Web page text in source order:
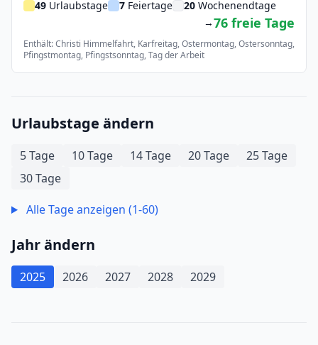
49 Urlaubstage 7 Feiertage 20 Wochenendtage
→76 freie Tage
Enthält: Christi Himmelfahrt, Karfreitag, Ostermontag, Ostersonntag,
Pfingstmontag, Pfingstsonntag, Tag der Arbeit
Urlaubstage ändern
5 Tage 10 Tage 14 Tage 20 Tage
25 Tage
30 Tage
Alle Tage anzeigen (1-60)
Jahr ändern
2025 2026 2027 2028 2029